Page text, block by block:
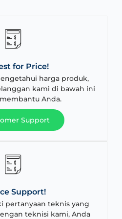
for Price!
harga produk,
kami di bawah ini
Anda.
Support
Support!
pertanyaan teknis yang
teknisi kami, Anda